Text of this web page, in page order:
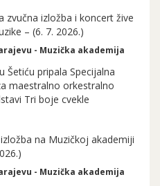
zvučna izložba i koncert žive
– (6. 7. 2026.)
- Muzička akademija
Šetiću pripala Specijalna
maestralno orkestralno
Tri boje cvekle
na Muzičkoj akademiji
- Muzička akademija